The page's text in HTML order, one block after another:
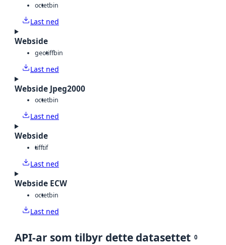
octetbin
Last ned
Webside
geotiffbin
Last ned
Webside Jpeg2000
octetbin
Last ned
Webside
tifftif
Last ned
Webside ECW
octetbin
Last ned
API-ar som tilbyr dette datasettet 0